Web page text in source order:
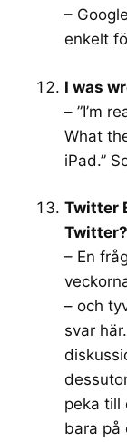
–
enkelt
I was
– ”I’m
What
iPad.”
Twitter
Twitter?
– En
– och
svar
peka till
bara på